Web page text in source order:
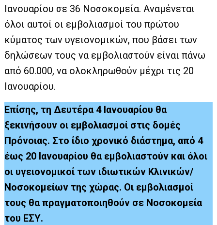
Ιανουαρίου σε 36 Νοσοκομεία. Αναμένεται
όλοι αυτοί οι εμβολιασμοί του πρώτου
κύματος των υγειονομικών, που βάσει των
δηλώσεων τους να εμβολιαστούν είναι πάνω
από 60.000, να ολοκληρωθούν μέχρι τις 20
Ιανουαρίου.
Επίσης, τη Δευτέρα 4 Ιανουαρίου θα
ξεκινήσουν οι εμβολιασμοί στις δομές
Πρόνοιας. Στο ίδιο χρονικό διάστημα, από 4
έως 20 Ιανουαρίου θα εμβολιαστούν και όλοι
οι υγειονομικοί των ιδιωτικών Κλινικών/
Νοσοκομείων της χώρας. Οι εμβολιασμοί
τους θα πραγματοποιηθούν σε Νοσοκομεία
του ΕΣΥ.